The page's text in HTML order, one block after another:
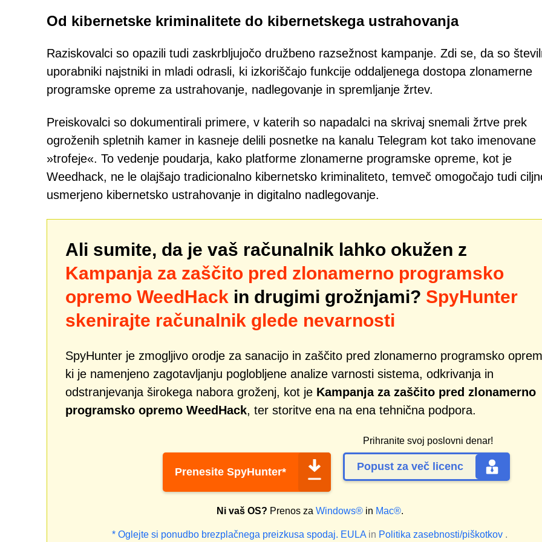
Od kibernetske kriminalitete do kibernetskega ustrahovanja
Raziskovalci so opazili tudi zaskrbljujočo družbeno razsežnost kampanje. Zdi se, da so
uporabniki najstniki in mladi odrasli, ki izkoriščajo funkcije oddaljenega dostopa zlonamerne
programske opreme za ustrahovanje, nadlegovanje in spremljanje žrtev.
Preiskovalci so dokumentirali primere, v katerih so napadalci na skrivaj snemali žrtve prek
ogroženih spletnih kamer in kasneje delili posnetke na kanalu Telegram kot tako imenovane
»trofeje«. To vedenje poudarja, kako platforme zlonamerne programske opreme, kot je
Weedhack, ne le olajšajo tradicionalno kibernetsko kriminaliteto, temveč omogočajo tudi
usmerjeno kibernetsko ustrahovanje in digitalno nadlegovanje.
Ali sumite, da je vaš računalnik lahko okužen z
Kampanja za zaščito pred zlonamerno programsko
opremo WeedHack in drugimi grožnjami? SpyHunter
skenirajte računalnik glede nevarnosti
SpyHunter je zmogljivo orodje za sanacijo in zaščito pred zlonamerno programsko
ki je namenjeno zagotavljanju poglobljene analize varnosti sistema, odkrivanja in
odstranjevanja širokega nabora groženj, kot je Kampanja za zaščito pred zlonamerno
programsko opremo WeedHack, ter storitve ena na ena tehnična podpora.
Prenesite SpyHunter*
Prihranite svoj poslovni denar!
Popust za več licenc
Ni vaš OS? Prenos za Windows®in Mac®.
* Oglejte si ponudbo brezplačnega preizkusa spodaj. EULA in Politika zasebnosti/piškotkov .